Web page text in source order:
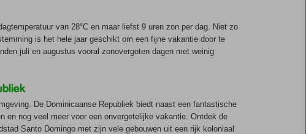
van 28°C en maar liefst 9 uren zon per dag. Niet zo
is het hele jaar geschikt om een fijne vakantie door te
juli en augustus vooral zonovergoten dagen met weinig
De Dominicaanse Republiek biedt naast een fantastische
en nog veel meer voor een onvergetelijke vakantie. Ontdek de
Santo Domingo met zijn vele gebouwen uit een rijk koloniaal